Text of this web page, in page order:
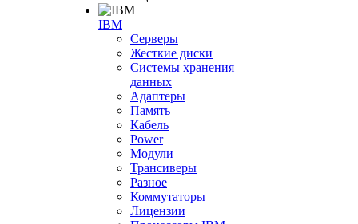
IBM
Серверы
Жесткие диски
Системы хранения
данных
Адаптеры
Память
Кабель
Power
Модули
Трансиверы
Разное
Коммутаторы
Лицензии